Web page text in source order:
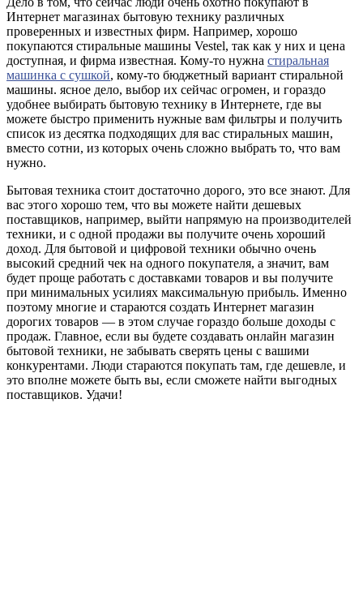
Интернет магазинах бытовую технику различных
проверенных и известных фирм. Например, хорошо
покупаются стиральные машины Vestel, так как у них и цена
доступная, и фирма известная. Кому-то нужна стиральная
машинка с сушкой, кому-то бюджетный вариант стиральной
машины. ясное дело, выбор их сейчас огромен, и гораздо
удобнее выбирать бытовую технику в Интернете, где вы
можете быстро применить нужные вам фильтры и получить
список из десятка подходящих для вас стиральных машин,
вместо сотни, из которых очень сложно выбрать то, что вам
нужно.
Бытовая техника стоит достаточно дорого, это все знают. Для
вас этого хорошо тем, что вы можете найти дешевых
поставщиков, например, выйти напрямую на производителей
техники, и с одной продажи вы получите очень хороший
доход. Для бытовой и цифровой техники обычно очень
высокий средний чек на одного покупателя, а значит, вам
будет проще работать с доставками товаров и вы получите
при минимальных усилиях максимальную прибыль. Именно
поэтому многие и стараются создать Интернет магазин
дорогих товаров — в этом случае гораздо больше доходы с
продаж. Главное, если вы будете создавать онлайн магазин
бытовой техники, не забывать сверять цены с вашими
конкурентами. Люди стараются покупать там, где дешевле, и
это вполне можете быть вы, если сможете найти выгодных
поставщиков. Удачи!